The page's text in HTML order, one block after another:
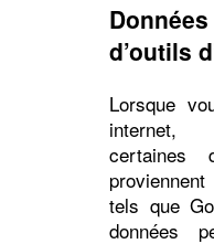
d’outils
Lorsque
internet,
certaines
tels que
données